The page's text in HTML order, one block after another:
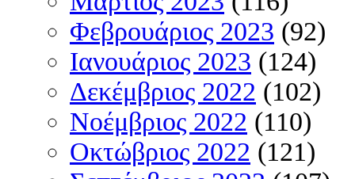
Φεβρουάριος 2023 (92)
Ιανουάριος 2023 (124)
Δεκέμβριος 2022 (102)
Νοέμβριος 2022 (110)
Οκτώβριος 2022 (121)